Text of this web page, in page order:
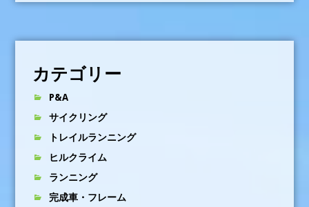
カテゴリー
P&A
サイクリング
トレイルランニング
ヒルクライム
ランニング
完成車・フレーム